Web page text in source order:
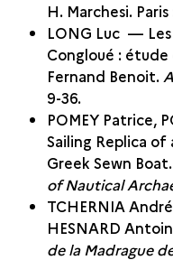
H. Marchesi.
LONG Luc — Les
Congloué :
Fernand Benoit.
9-36.
POMEY Patrice,
Sailing Replica
Greek Sewn Boat.
of Nautical
TCHERNIA
HESNARD
de la Madrague